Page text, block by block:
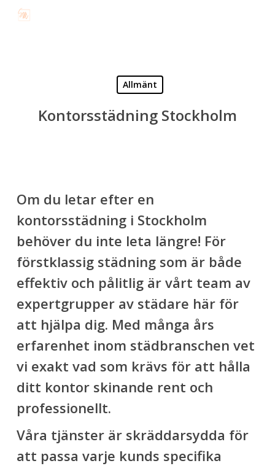
Allmänt
Kontorsstädning Stockholm
Om du letar efter en
kontorsstädning i Stockholm
behöver du inte leta längre! För
förstklassig städning som är både
effektiv och pålitlig är vårt team av
expertgrupper av städare här för
att hjälpa dig. Med många års
erfarenhet inom städbranschen vet
vi exakt vad som krävs för att hålla
ditt kontor skinande rent och
professionellt.
Våra tjänster är skräddarsydda för
att passa varje kunds specifika